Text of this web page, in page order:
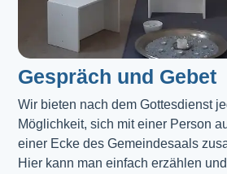
Gespräch und Gebet
Wir bieten nach dem Gottesdienst
Möglichkeit, sich mit einer Person
einer Ecke des Gemeindesaals
Hier kann man einfach erzählen